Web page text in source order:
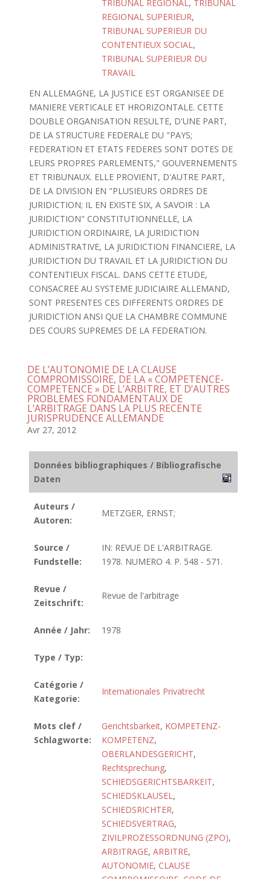
TRIBUNAL REGIONAL, TRIBUNAL
REGIONAL SUPERIEUR,
TRIBUNAL SUPERIEUR DU
CONTENTIEUX SOCIAL,
TRIBUNAL SUPERIEUR DU
TRAVAIL
EN ALLEMAGNE, LA JUSTICE EST ORGANISEE DE
MANIERE VERTICALE ET HRORIZONTALE. CETTE
DOUBLE ORGANISATION RESULTE, D'UNE PART,
DE LA STRUCTURE FEDERALE DU "PAYS;
FEDERATION ET ETATS FEDERES SONT DOTES DE
LEURS PROPRES PARLEMENTS," GOUVERNEMENTS
ET TRIBUNAUX. ELLE PROVIENT, D'AUTRE PART,
DE LA DIVISION EN "PLUSIEURS ORDRES DE
JURIDICTION; IL EN EXISTE SIX, A SAVOIR : LA
JURIDICTION" CONSTITUTIONNELLE, LA
JURIDICTION ORDINAIRE, LA JURIDICTION
ADMINISTRATIVE, LA JURIDICTION FINANCIERE, LA
JURIDICTION DU TRAVAIL ET LA JURIDICTION DU
CONTENTIEUX FISCAL. DANS CETTE ETUDE,
CONSACREE AU SYSTEME JUDICIAIRE ALLEMAND,
SONT PRESENTES CES DIFFERENTS ORDRES DE
JURIDICTION ANSI QUE LA CHAMBRE COMMUNE
DES COURS SUPREMES DE LA FEDERATION.
DE L’AUTONOMIE DE LA CLAUSE
COMPROMISSOIRE, DE LA « COMPETENCE-
COMPETENCE » DE L’ARBITRE, ET D’AUTRES
PROBLEMES FONDAMENTAUX DE
L’ARBITRAGE DANS LA PLUS RECENTE
JURISPRUDENCE ALLEMANDE
Avr 27, 2012
Données bibliographiques / Bibliografische
Daten
Auteurs /
Autoren:
METZGER, ERNST;
Source /
Fundstelle:
IN: REVUE DE L'ARBITRAGE.
1978. NUMERO 4. P. 548 - 571.
Revue /
Zeitschrift:
Revue de l'arbitrage
Année / Jahr: 1978
Type / Typ:
Catégorie /
Kategorie:
Internationales Privatrecht
Mots clef /
Schlagworte:
Gerichtsbarkeit, KOMPETENZ-
KOMPETENZ,
OBERLANDESGERICHT,
Rechtsprechung,
SCHIEDSGERICHTSBARKEIT,
SCHIEDSKLAUSEL,
SCHIEDSRICHTER,
SCHIEDSVERTRAG,
ZIVILPROZESSORDNUNG (ZPO),
ARBITRAGE, ARBITRE,
AUTONOMIE, CLAUSE